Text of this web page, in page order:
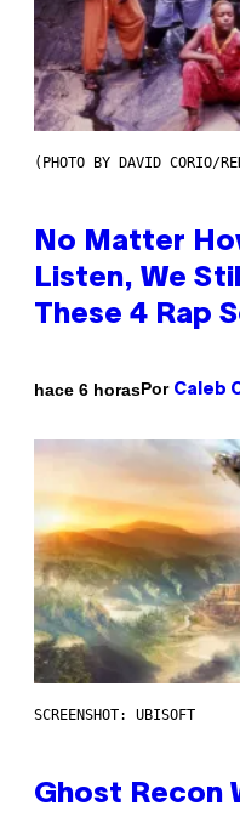
(PHOTO BY DAVID CORIO/
No Matter
Listen, We
These 4 Rap
hace 6 horasPor Caleb
SCREENSHOT: UBISOFT
Ghost Recon